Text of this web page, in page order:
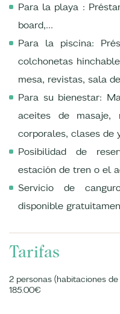
Para la playa :
board,...
Para la piscina:
colchonetas
mesa, revistas, sala
Para su bienestar:
aceites de masaje,
corporales, clases de
Posibilidad de
estación de tren o el
Servicio de
disponible
Tarifas
2 personas (habitaciones
185.00€